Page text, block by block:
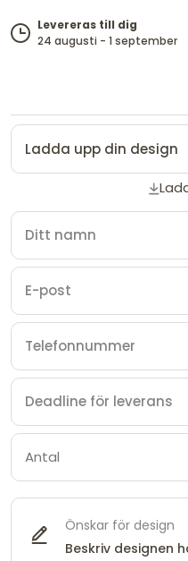
Levereras till dig
24 augusti - 1 september
Ladda upp din design
Önskar för design